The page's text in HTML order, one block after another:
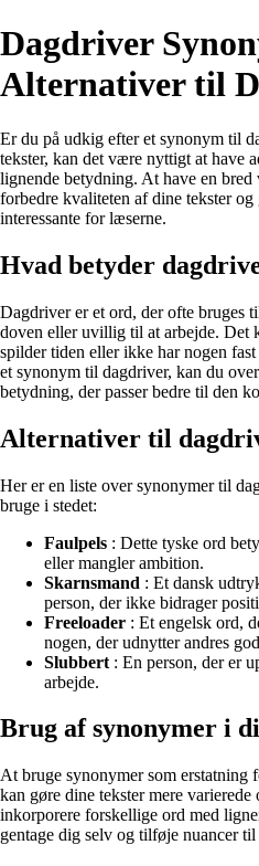
Dagdriver
Alternativer til
Er du på udkig efter et synonym til
tekster, kan det være nyttigt at have
lignende betydning. At have en
forbedre kvaliteten af dine tekster
interessante for læserne.
Hvad betyder
Dagdriver er et ord, der ofte bruges
doven eller uvillig til at arbejde. Det
spilder tiden eller ikke har nogen
et synonym til dagdriver, kan du
betydning, der passer bedre til den
Alternativer til
Her er en liste over synonymer til
bruge i stedet:
Faulpels : Dette tyske ord
eller mangler ambition.
Skarnsmand : Et dansk
person, der ikke bidrager
Freeloader : Et engelsk ord,
nogen, der udnytter andres
Slubbert : En person, der er
arbejde.
Brug af synonymer i
At bruge synonymer som erstatning
kan gøre dine tekster mere varierede
inkorporere forskellige ord med
gentage dig selv og tilføje nuancer